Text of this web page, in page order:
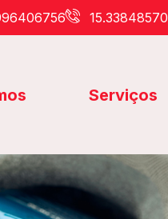
15.33848570
Serviços